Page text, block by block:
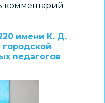
комментарий
имени К. Д.
педагогов